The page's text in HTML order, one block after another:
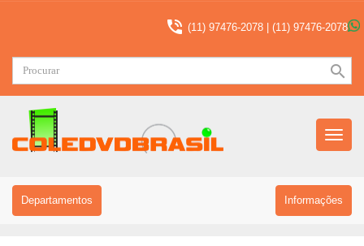
 (11) 97476-2078 | (11) 97476-2078
search
Menu
Departamentos Informações